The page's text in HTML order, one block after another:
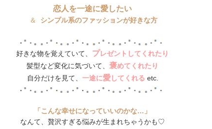
恋人を一途に愛したい
＆ シンプル系のファッションが好きな方
好きな物を覚えていて、 プレゼントしてくれたり
髪型など変化に気づいて 褒めてくれたり
自分だけを見て、 一途に愛してくれる etc.
「こんな幸せになっていいのかな…」
なんて、贅沢すぎる悩みが生まれちゃうかも♡